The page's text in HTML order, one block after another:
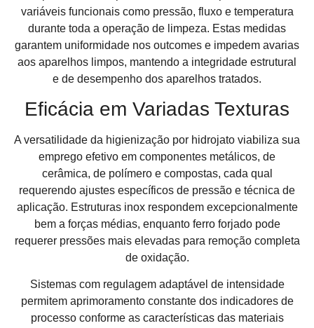
variáveis funcionais como pressão, fluxo e temperatura
durante toda a operação de limpeza. Estas medidas
garantem uniformidade nos outcomes e impedem avarias
aos aparelhos limpos, mantendo a integridade estrutural
e de desempenho dos aparelhos tratados.
Eficácia em Variadas Texturas
A versatilidade da higienização por hidrojato viabiliza sua
emprego efetivo em componentes metálicos, de
cerâmica, de polímero e compostas, cada qual
requerendo ajustes específicos de pressão e técnica de
aplicação. Estruturas inox respondem excepcionalmente
bem a forças médias, enquanto ferro forjado pode
requerer pressões mais elevadas para remoção completa
de oxidação.
Sistemas com regulagem adaptável de intensidade
permitem aprimoramento constante dos indicadores de
processo conforme as características das materiais